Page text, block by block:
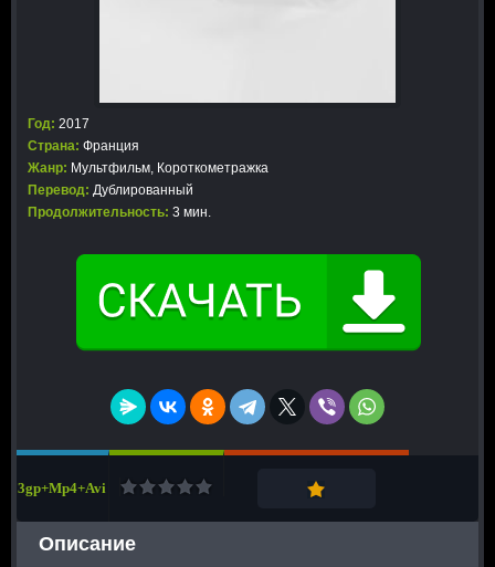
Год: 2017
Страна: Франция
Жанр: Мультфильм, Короткометражка
Перевод: Дублированный
Продолжительность: 3 мин.
3gp+Mp4+Avi
Описание